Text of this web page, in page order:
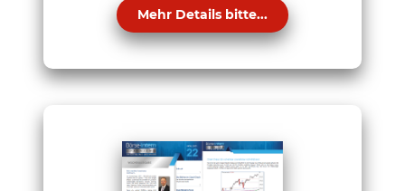
Mehr Details bitte...